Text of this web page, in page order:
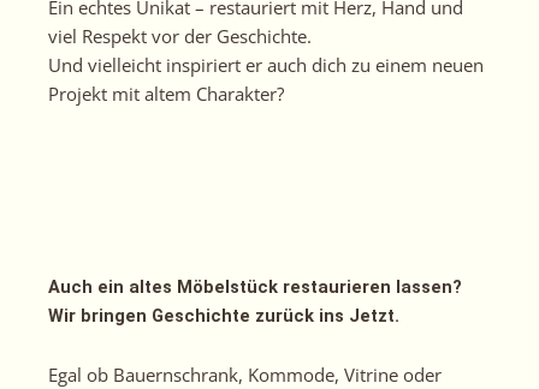
Ein echtes Unikat – restauriert mit Herz, Hand und
viel Respekt vor der Geschichte.
Und vielleicht inspiriert er auch dich zu einem neuen
Projekt mit altem Charakter?
Auch ein altes Möbelstück restaurieren lassen?
Wir bringen Geschichte zurück ins Jetzt.
Egal ob Bauernschrank, Kommode, Vitrine oder